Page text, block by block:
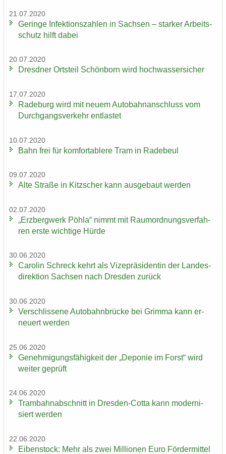
21.07.2020
Ge­rin­ge In­fek­ti­ons­zah­len in Sach­sen – star­ker Ar­beits­
schutz hilft dabei
20.07.2020
Dresd­ner Orts­teil Schön­born wird hoch­was­ser­si­cher
17.07.2020
Ra­de­burg wird mit neuem Au­to­bahn­an­schluss vom
Durch­gangs­ver­kehr ent­las­tet
10.07.2020
Bahn frei für kom­for­ta­ble­re Tram in Ra­de­beul
09.07.2020
Alte Stra­ße in Kitz­scher kann aus­ge­baut wer­den
02.07.2020
„Erz­berg­werk Pöhla“ nimmt mit Raum­ord­nungs­ver­fah­
ren erste wich­ti­ge Hürde
30.06.2020
Ca­ro­lin Schreck kehrt als Vi­ze­prä­si­den­tin der Lan­des­
di­rek­ti­on Sach­sen nach Dres­den zu­rück
30.06.2020
Ver­schlis­se­ne Au­to­bahn­brü­cke bei Grim­ma kann er­
neu­ert wer­den
25.06.2020
Ge­neh­mi­gungs­fä­hig­keit der „De­po­nie im Forst“ wird
wei­ter ge­prüft
24.06.2020
Tram­bahn­ab­schnitt in Dresden-​Cotta kann mo­der­ni­
siert wer­den
22.06.2020
Ei­ben­stock: Mehr als zwei Mil­lio­nen Euro För­der­mit­tel